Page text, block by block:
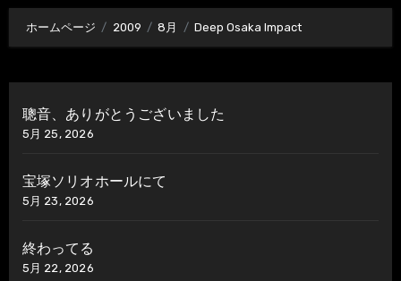
ホームページ 2009 8月 Deep Osaka Impact
聰音、ありがとうございました
5月 25, 2026
宝塚ソリオホールにて
5月 23, 2026
終わってる
5月 22, 2026